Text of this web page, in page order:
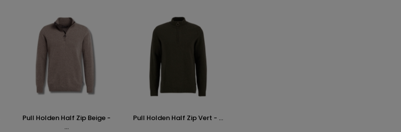
Pull Holden Half Zip Beige -
...
Pull Holden Half Zip Vert - ...